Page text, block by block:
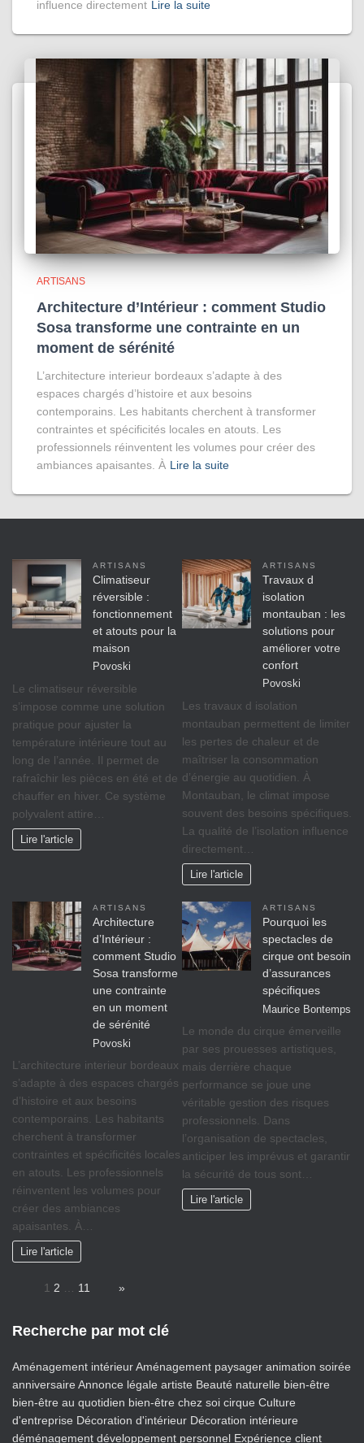
influence directement Lire la suite
ARTISANS
Architecture d’Intérieur : comment Studio
Sosa transforme une contrainte en un
moment de sérénité
L’architecture interieur bordeaux s’adapte à des
espaces chargés d’histoire et aux besoins
contemporains. Les habitants cherchent à transformer
contraintes et spécificités locales en atouts. Les
professionnels réinventent les volumes pour créer des
ambiances apaisantes. À Lire la suite
ARTISANS
Climatiseur
réversible :
fonctionnement
et atouts pour la
maison
Povoski
Le climatiseur réversible
s’impose comme une solution
pratique pour ajuster la
température intérieure tout au
long de l’année. Il permet de
rafraîchir les pièces en été et de
chauffer en hiver. Ce système
polyvalent attire…
Lire l'article
ARTISANS
Travaux d
isolation
montauban : les
solutions pour
améliorer votre
confort
Povoski
Les travaux d isolation
montauban permettent de limiter
les pertes de chaleur et de
maîtriser la consommation
d’énergie au quotidien. À
Montauban, le climat impose
souvent des besoins spécifiques.
La qualité de l’isolation influence
directement…
Lire l'article
ARTISANS
Architecture
d’Intérieur :
comment Studio
Sosa transforme
une contrainte
en un moment
de sérénité
Povoski
L’architecture interieur bordeaux
s’adapte à des espaces chargés
d’histoire et aux besoins
contemporains. Les habitants
cherchent à transformer
contraintes et spécificités locales
en atouts. Les professionnels
réinventent les volumes pour
créer des ambiances
apaisantes. À…
Lire l'article
ARTISANS
Pourquoi les
spectacles de
cirque ont besoin
d’assurances
spécifiques
Maurice Bontemps
Le monde du cirque émerveille
par ses prouesses artistiques,
mais derrière chaque
performance se joue une
véritable gestion des risques
professionnels. Dans
l’organisation de spectacles,
anticiper les imprévus et garantir
la sécurité de tous sont…
Lire l'article
1 2 11 »
Recherche par mot clé
Aménagement intérieurAménagement paysager animation soirée
anniversaire Annonce légale artiste Beauté naturelle bien-être
bien-être au quotidien bien-être chez soi cirque Culture
d'entreprise Décoration d'intérieur Décoration intérieure
déménagement développement personnel Expérience client